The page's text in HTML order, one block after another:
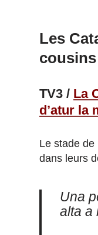
Les
TV3 / La
d’atur la
Le stade de
dans leurs
Una
alta a